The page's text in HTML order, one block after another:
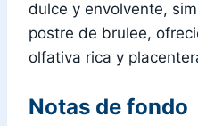
dulce y envolvente,
postre de brulee,
olfativa rica y
Notas de fondo